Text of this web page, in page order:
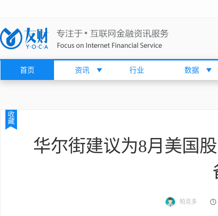
首页 资讯 行业 数据
收
藏
华尔街建议为8月美国
帕克多